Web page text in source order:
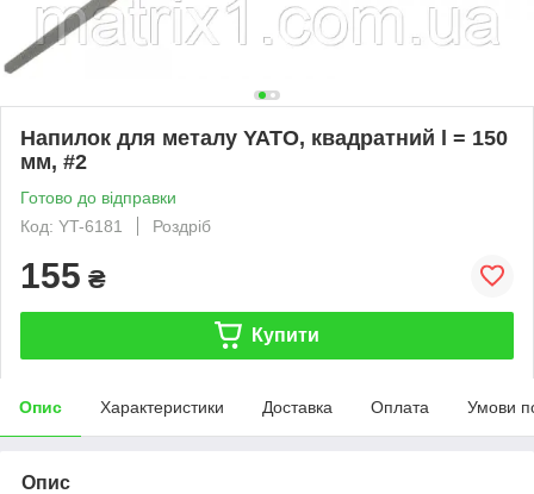
Напилок для металу YATO, квадратний l = 150
мм, #2
Готово до відправки
Код: YT-6181
Роздріб
155 ₴
Купити
Опис Характеристики Доставка Оплата Умови
Опис